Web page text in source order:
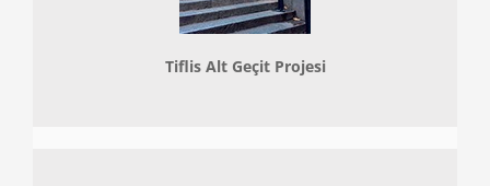
Tiflis Alt Geçit Projesi